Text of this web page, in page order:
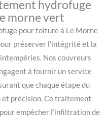
hydrofuge
morne vert
pour toiture à Le Morne
préserver l’intégrité et la
Nos couvreurs
à fournir un service
que chaque étape du
et précision. Ce traitement
empêcher l’infiltration de